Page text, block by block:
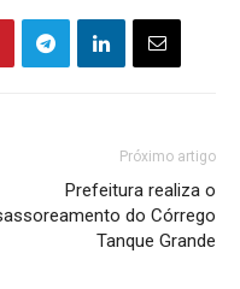
Próximo artigo
Prefeitura realiza o
do Córrego
Tanque Grande